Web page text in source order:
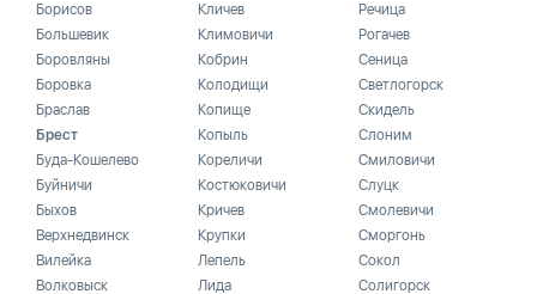
Борисов
Большевик
Боровляны
Боровка
Браслав
Брест
Буда-Кошелево
Буйничи
Быхов
Верхнедвинск
Вилейка
Волковыск
Кличев
Климовичи
Кобрин
Колодищи
Копище
Копыль
Кореличи
Костюковичи
Кричев
Крупки
Лепель
Лида
Речица
Рогачев
Сеница
Светлогорск
Скидель
Слоним
Смиловичи
Слуцк
Смолевичи
Сморгонь
Сокол
Солигорск